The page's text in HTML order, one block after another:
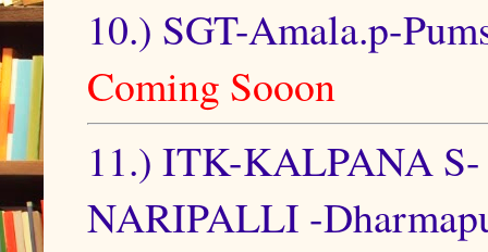
10.) SGT-Amala.p-
Coming Sooon
11.) ITK-KALPANA
NARIPALLI -